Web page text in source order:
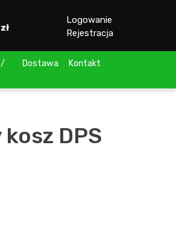
Toggle Dropdown
Logowanie
Rejestracja
/
Dostawa Kontakt
DPS